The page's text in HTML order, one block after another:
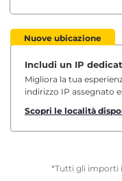
Nuove ubicazione
Includi un IP
Migliora la tua
indirizzo IP assegnato
Scopri le località
*Tutti gli importi